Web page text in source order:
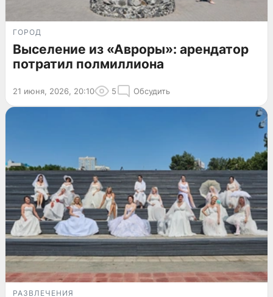
ГОРОД
Выселение из «Авроры»: арендатор
потратил полмиллиона
21 июня, 2026, 20:10 5 Обсудить
РАЗВЛЕЧЕНИЯ